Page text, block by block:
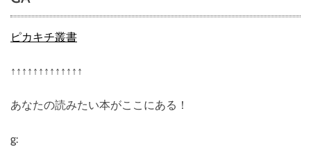
ピカキチ叢書
↑↑↑↑↑↑↑↑↑↑↑↑↑
あなたの読みたい本がここにある！
g: